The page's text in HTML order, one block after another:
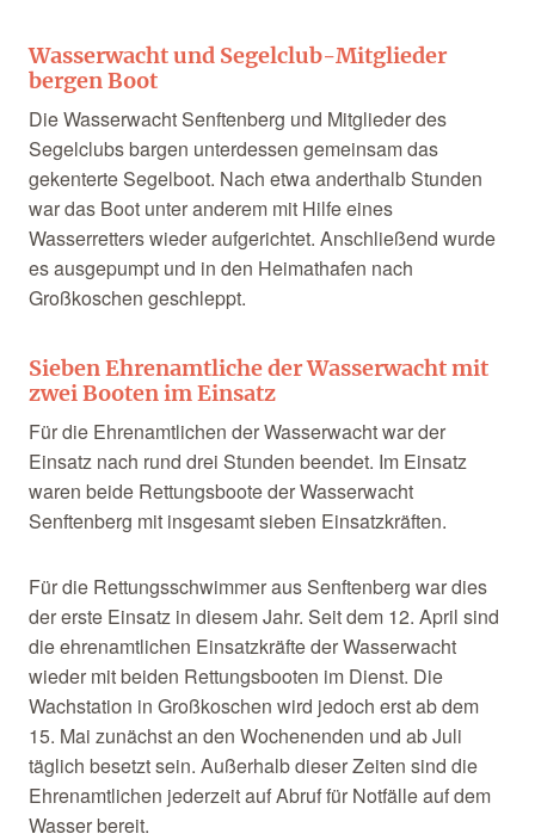
Wasserwacht und Segelclub-Mitglieder
bergen Boot
Die Wasserwacht Senftenberg und Mitglieder des
Segelclubs bargen unterdessen gemeinsam das
gekenterte Segelboot. Nach etwa anderthalb Stunden
war das Boot unter anderem mit Hilfe eines
Wasserretters wieder aufgerichtet. Anschließend wurde
es ausgepumpt und in den Heimathafen nach
Großkoschen geschleppt.
Sieben Ehrenamtliche der Wasserwacht mit
zwei Booten im Einsatz
Für die Ehrenamtlichen der Wasserwacht war der
Einsatz nach rund drei Stunden beendet. Im Einsatz
waren beide Rettungsboote der Wasserwacht
Senftenberg mit insgesamt sieben Einsatzkräften.
Für die Rettungsschwimmer aus Senftenberg war dies
der erste Einsatz in diesem Jahr. Seit dem 12. April sind
die ehrenamtlichen Einsatzkräfte der Wasserwacht
wieder mit beiden Rettungsbooten im Dienst. Die
Wachstation in Großkoschen wird jedoch erst ab dem
15. Mai zunächst an den Wochenenden und ab Juli
täglich besetzt sein. Außerhalb dieser Zeiten sind die
Ehrenamtlichen jederzeit auf Abruf für Notfälle auf dem
Wasser bereit.